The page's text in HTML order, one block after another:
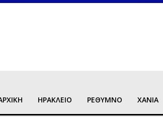
ΗΡΑΚΛΕΙΟ ΡΕΘΥΜΝΟ ΧΑΝΙΑ